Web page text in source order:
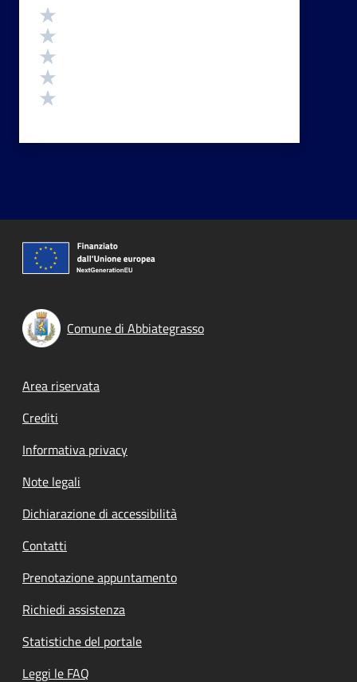
Valutazione
Comune di Abbiategrasso
Footer menu
Area riservata
Crediti
Informativa privacy
Note legali
Dichiarazione di accessibilità
Contatti
Prenotazione appuntamento
Richiedi assistenza
Statistiche del portale
Leggi le FAQ